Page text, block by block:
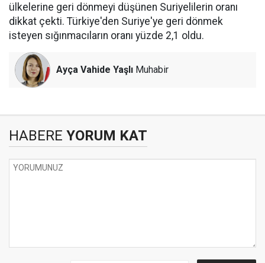
ülkelerine geri dönmeyi düşünen Suriyelilerin oranı
dikkat çekti. Türkiye'den Suriye'ye geri dönmek
isteyen sığınmacıların oranı yüzde 2,1 oldu.
Ayça Vahide Yaşlı Muhabir
HABERE YORUM KAT